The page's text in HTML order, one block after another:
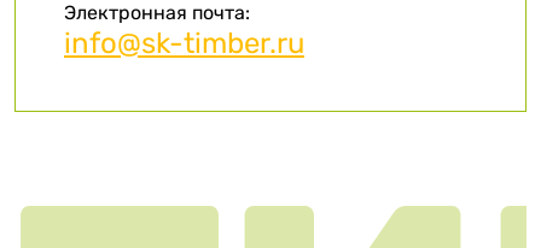
Электронная почта:
info@sk-timber.ru